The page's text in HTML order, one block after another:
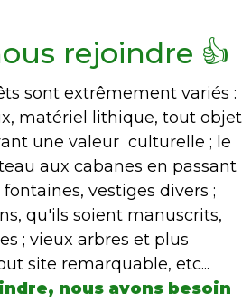
rejoindre 👍
sont extrêmement variés :
matériel lithique, tout objet
une valeur culturelle ; le
aux cabanes en passant
vestiges divers ;
qu'ils soient manuscrits,
; vieux arbres et plus
site remarquable, etc...
nous avons besoin